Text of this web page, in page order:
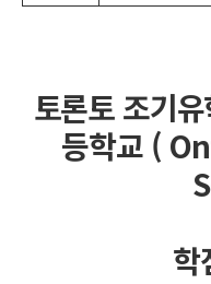
토론토 조기
등학교 (
학